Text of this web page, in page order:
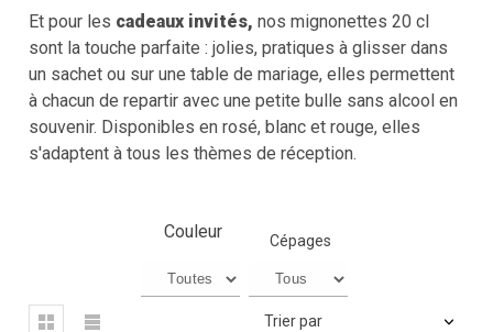
Et pour les cadeaux invités, nos mignonettes 20 cl
sont la touche parfaite : jolies, pratiques à glisser dans
un sachet ou sur une table de mariage, elles permettent
à chacun de repartir avec une petite bulle sans alcool en
souvenir. Disponibles en rosé, blanc et rouge, elles
s'adaptent à tous les thèmes de réception.
Couleur Cépages
Trier par